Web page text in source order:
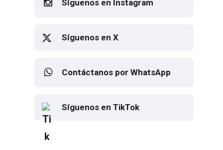
Síguenos en Instagram
Síguenos en X
Contáctanos por WhatsApp